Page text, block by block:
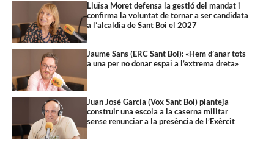
Lluïsa Moret defensa la gestió del mandat i
confirma la voluntat de tornar a ser candidata
a l’alcaldia de Sant Boi el 2027
Jaume Sans (ERC Sant Boi): «Hem d’anar tots
a una per no donar espai a l’extrema dreta»
Juan José García (Vox Sant Boi) planteja
construir una escola a la caserna militar
sense renunciar a la presència de l’Exèrcit